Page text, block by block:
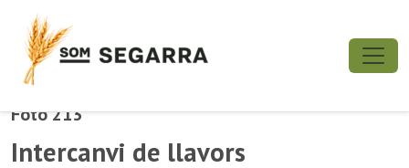
Foto 213
Intercanvi de llavors